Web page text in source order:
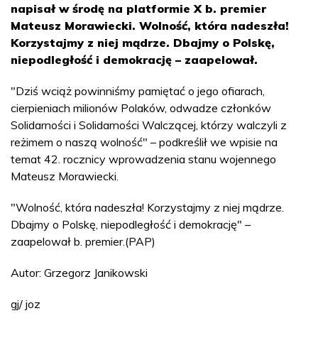
napisał w środę na platformie X b. premier
Mateusz Morawiecki. Wolność, która nadeszła!
Korzystajmy z niej mądrze. Dbajmy o Polskę,
niepodległość i demokrację – zaapelował.
"Dziś wciąż powinniśmy pamiętać o jego ofiarach,
cierpieniach milionów Polaków, odwadze członków
Solidarności i Solidarności Walczącej, którzy walczyli z
reżimem o naszą wolność" – podkreślił we wpisie na
temat 42. rocznicy wprowadzenia stanu wojennego
Mateusz Morawiecki.
"Wolność, która nadeszła! Korzystajmy z niej mądrze.
Dbajmy o Polskę, niepodległość i demokrację" –
zaapelował b. premier.(PAP)
Autor: Grzegorz Janikowski
gj/ joz